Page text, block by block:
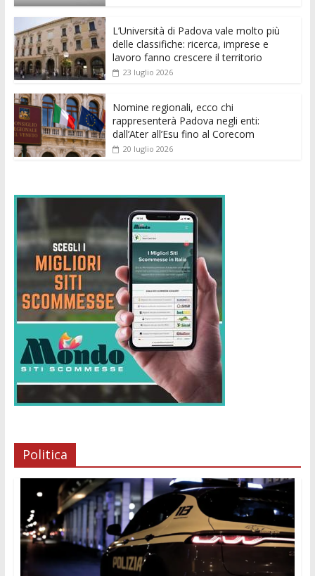
o
k p er
L’Università di Padova vale molto più
delle classifiche: ricerca, imprese e
lavoro fanno crescere il territorio
23 luglio 2026
Nomine regionali, ecco chi
rappresenterà Padova negli enti:
dall’Ater all’Esu fino al Corecom
20 luglio 2026
Politica